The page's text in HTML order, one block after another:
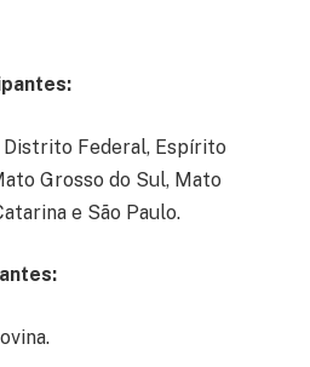
Distrito Federal, Espírito
Grosso do Sul, Mato
e São Paulo.